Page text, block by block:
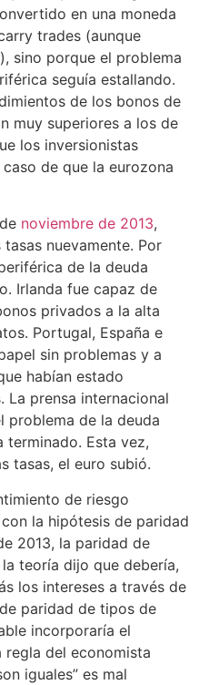
en una moneda
trades (aunque
sino porque el problema
seguía estallando.
de los bonos de
muy superiores a los de
los inversionistas
de que la eurozona
noviembre de 2013,
nuevamente. Por
de la deuda
Irlanda fue capaz de
privados a la alta
Portugal, España e
sin problemas y a
habían estado
La prensa internacional
problema de la deuda
terminado. Esta vez,
tasas, el euro subió.
de riesgo
la hipótesis de paridad
2013, la paridad de
teoría dijo que debería,
los intereses a través de
paridad de tipos de
incorporaría el
regla del economista
iguales” es mal